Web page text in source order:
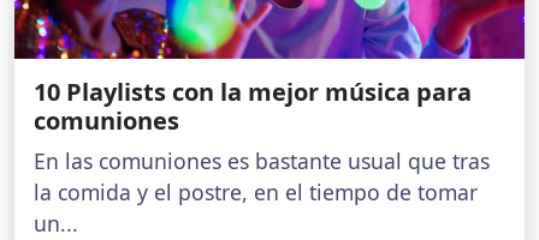
10 Playlists con la mejor música para
comuniones
En las comuniones es bastante usual que tras
la comida y el postre, en el tiempo de tomar
un...